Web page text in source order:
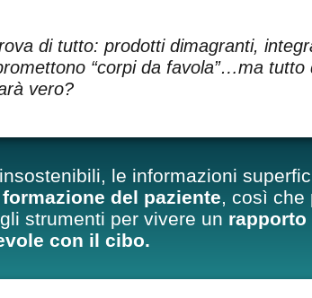
di tutto: prodotti dimagranti,
“corpi da favola”…ma tutto
vero?
le informazioni
formazione del paziente, così che
strumenti per vivere un rapporto
con il cibo.